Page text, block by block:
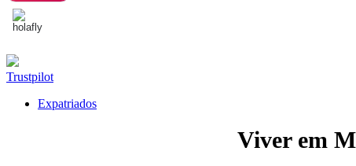
Trustpilot
Expatriados
Viver em